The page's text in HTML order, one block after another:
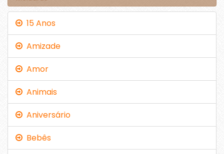
15 Anos
Amizade
Amor
Animais
Aniversário
Bebês